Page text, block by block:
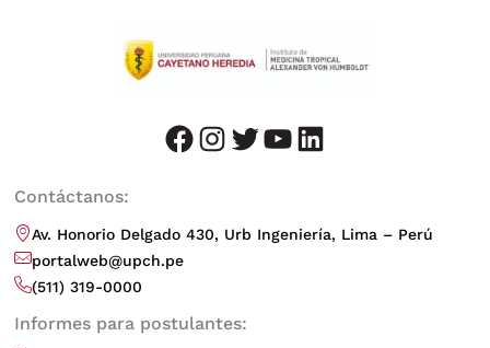
facebook instagram twitter youtube LinkedIn
Contáctanos:
Av. Honorio Delgado 430, Urb Ingeniería, Lima – Perú
portalweb@upch.pe
(511) 319-0000
Informes para postulantes: